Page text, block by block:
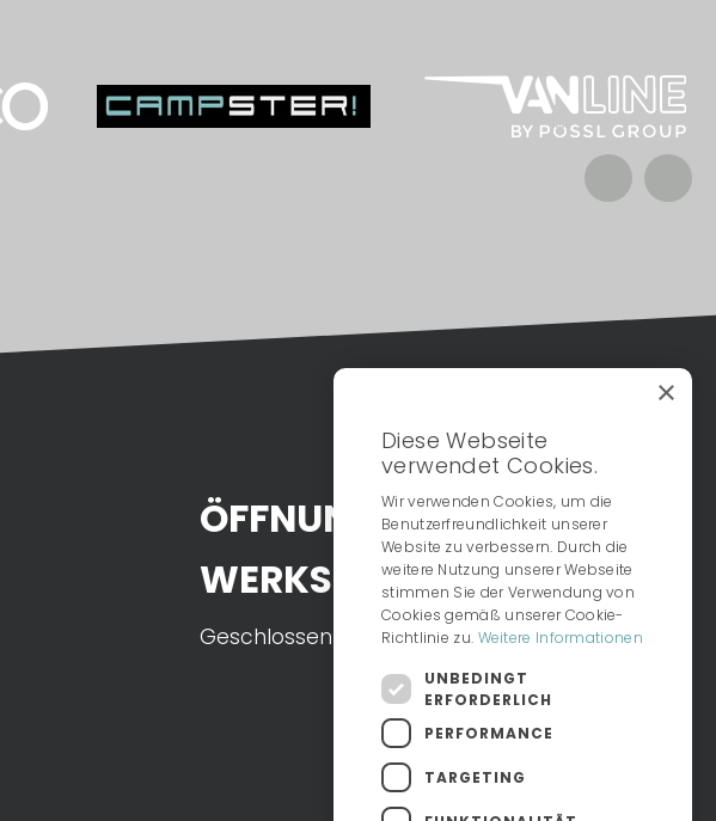
ÖFFNUNGSZEITEN
WERKSTATT
Geschlossen
×
Diese Webseite
verwendet Cookies.
Wir verwenden Cookies, um die
Benutzerfreundlichkeit unserer
Website zu verbessern. Durch die
weitere Nutzung unserer Webseite
stimmen Sie der Verwendung von
Cookies gemäß unserer Cookie-
Richtlinie zu. Weitere Informationen
UNBEDINGT
ERFORDERLICH
PERFORMANCE
TARGETING